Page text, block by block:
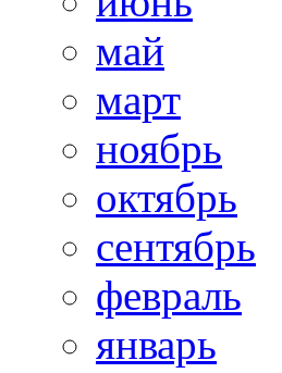
май
март
ноябрь
октябрь
сентябрь
февраль
январь